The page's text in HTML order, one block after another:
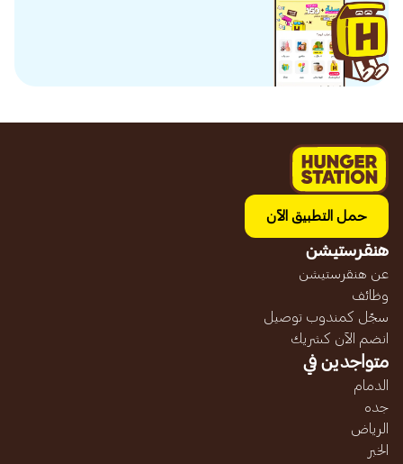
حمل التطبيق الآن
هنقرستيشن
عن هنقرستيشن
وظائف
سجّل كمندوب توصيل
انضم الآن كشريك
متواجدين في
الدمام
جده
الرياض
الخبر